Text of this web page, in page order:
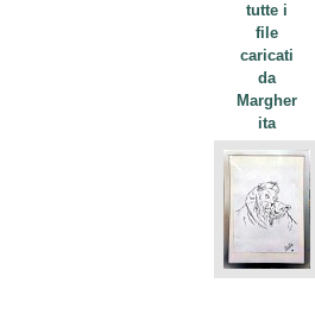
tutte i
file
caricati
da
Margher
ita